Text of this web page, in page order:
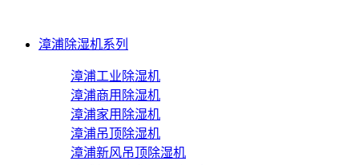
漳浦除湿机系列
漳浦工业除湿机
漳浦商用除湿机
漳浦家用除湿机
漳浦吊顶除湿机
漳浦新风吊顶除湿机